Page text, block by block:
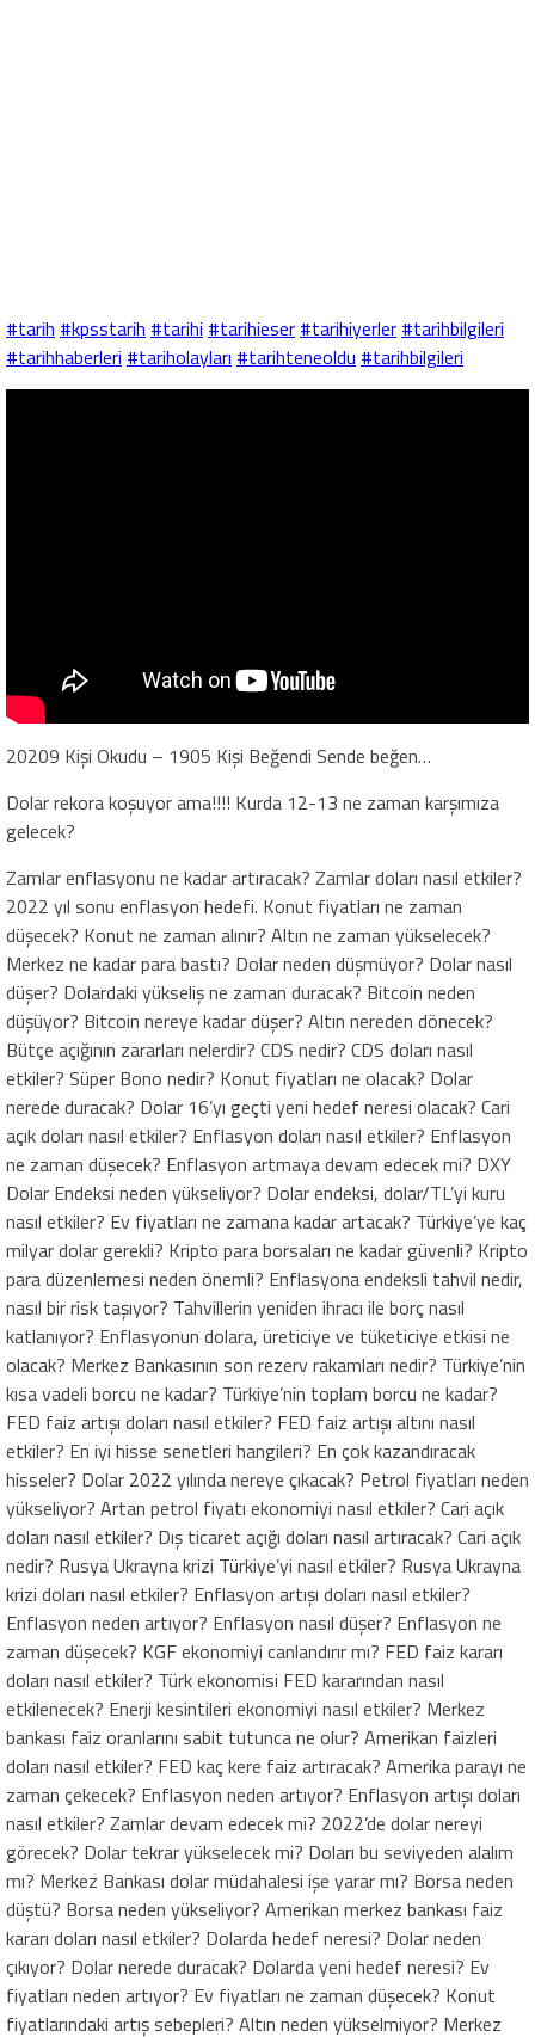
#tarih #kpsstarih #tarihi #tarihieser #tarihiyerler #tarihbilgileri
#tarihhaberleri #tariholayları #tarihteneoldu #tarihbilgileri
20209 Kişi Okudu – 1905 Kişi Beğendi Sende beğen…
Dolar rekora koşuyor ama!!!! Kurda 12-13 ne zaman karşımıza
gelecek?
Zamlar enflasyonu ne kadar artıracak? Zamlar doları nasıl etkiler?
2022 yıl sonu enflasyon hedefi. Konut fiyatları ne zaman
düşecek? Konut ne zaman alınır? Altın ne zaman yükselecek?
Merkez ne kadar para bastı? Dolar neden düşmüyor? Dolar nasıl
düşer? Dolardaki yükseliş ne zaman duracak? Bitcoin neden
düşüyor? Bitcoin nereye kadar düşer? Altın nereden dönecek?
Bütçe açığının zararları nelerdir? CDS nedir? CDS doları nasıl
etkiler? Süper Bono nedir? Konut fiyatları ne olacak? Dolar
nerede duracak? Dolar 16’yı geçti yeni hedef neresi olacak? Cari
açık doları nasıl etkiler? Enflasyon doları nasıl etkiler? Enflasyon
ne zaman düşecek? Enflasyon artmaya devam edecek mi? DXY
Dolar Endeksi neden yükseliyor? Dolar endeksi, dolar/TL’yi kuru
nasıl etkiler? Ev fiyatları ne zamana kadar artacak? Türkiye’ye kaç
milyar dolar gerekli? Kripto para borsaları ne kadar güvenli? Kripto
para düzenlemesi neden önemli? Enflasyona endeksli tahvil nedir,
nasıl bir risk taşıyor? Tahvillerin yeniden ihracı ile borç nasıl
katlanıyor? Enflasyonun dolara, üreticiye ve tüketiciye etkisi ne
olacak? Merkez Bankasının son rezerv rakamları nedir? Türkiye’nin
kısa vadeli borcu ne kadar? Türkiye’nin toplam borcu ne kadar?
FED faiz artışı doları nasıl etkiler? FED faiz artışı altını nasıl
etkiler? En iyi hisse senetleri hangileri? En çok kazandıracak
hisseler? Dolar 2022 yılında nereye çıkacak? Petrol fiyatları neden
yükseliyor? Artan petrol fiyatı ekonomiyi nasıl etkiler? Cari açık
doları nasıl etkiler? Dış ticaret açığı doları nasıl artıracak? Cari açık
nedir? Rusya Ukrayna krizi Türkiye’yi nasıl etkiler? Rusya Ukrayna
krizi doları nasıl etkiler? Enflasyon artışı doları nasıl etkiler?
Enflasyon neden artıyor? Enflasyon nasıl düşer? Enflasyon ne
zaman düşecek? KGF ekonomiyi canlandırır mı? FED faiz kararı
doları nasıl etkiler? Türk ekonomisi FED kararından nasıl
etkilenecek? Enerji kesintileri ekonomiyi nasıl etkiler? Merkez
bankası faiz oranlarını sabit tutunca ne olur? Amerikan faizleri
doları nasıl etkiler? FED kaç kere faiz artıracak? Amerika parayı ne
zaman çekecek? Enflasyon neden artıyor? Enflasyon artışı doları
nasıl etkiler? Zamlar devam edecek mi? 2022’de dolar nereyi
görecek? Dolar tekrar yükselecek mi? Doları bu seviyeden alalım
mı? Merkez Bankası dolar müdahalesi işe yarar mı? Borsa neden
düştü? Borsa neden yükseliyor? Amerikan merkez bankası faiz
kararı doları nasıl etkiler? Dolarda hedef neresi? Dolar neden
çıkıyor? Dolar nerede duracak? Dolarda yeni hedef neresi? Ev
fiyatları neden artıyor? Ev fiyatları ne zaman düşecek? Konut
fiyatlarındaki artış sebepleri? Altın neden yükselmiyor? Merkez